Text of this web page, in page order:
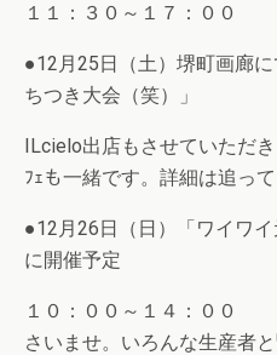
１１：３０～１７：００
●12月25日（土）堺町画廊
ちつき大会（笑）」
ILcielo出店もさせていただ
ﾌｪも一緒です。詳細は追っ
●12月26日（日）「ワイワ
に開催予定
１０：００～１４：００
さいませ。いろんな生産者